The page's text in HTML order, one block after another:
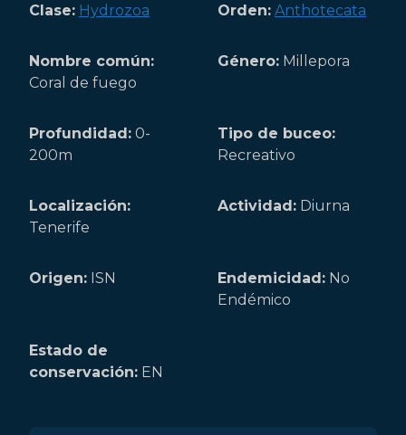
Clase: Hydrozoa Orden: Anthotecata
Nombre común:
Coral de fuego
Género: Millepora
Profundidad: 0-
200m
Tipo de buceo:
Recreativo
Localización:
Tenerife
Actividad: Diurna
Origen: ISN Endemicidad: No
Endémico
Estado de
conservación: EN